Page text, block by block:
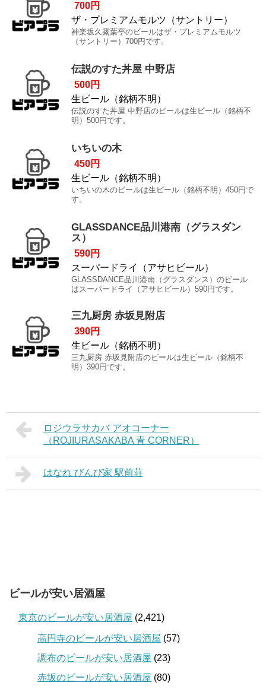
700円
ザ・プレミアムモルツ（サントリー）
神楽坂久露葉亭のビールはザ・プレミアムモルツ
（サントリー）700円です。
伝説のすた丼屋 中野店
500円
生ビール（銘柄不明）
伝説のすた丼屋 中野店のビールは生ビール（銘柄不
明）500円です。
いちいの木
450円
生ビール（銘柄不明）
いちいの木のビールは生ビール（銘柄不明）450円で
す。
GLASSDANCE品川港南（グラスダン
ス）
590円
スーパードライ（アサヒビール）
GLASSDANCE品川港南（グラスダンス）のビール
はスーパードライ（アサヒビール）590円です。
三九厨房 赤坂見附店
390円
生ビール（銘柄不明）
三九厨房 赤坂見附店のビールは生ビール（銘柄不
明）390円です。
ロジウラサカバ アオコーナー
（ROJIURASAKABA 青 CORNER）
はなれ びんび家 駅前荘
ビールが安い居酒屋
東京のビールが安い居酒屋 (2,421)
高円寺のビールが安い居酒屋 (57)
調布のビールが安い居酒屋 (23)
赤坂のビールが安い居酒屋 (80)